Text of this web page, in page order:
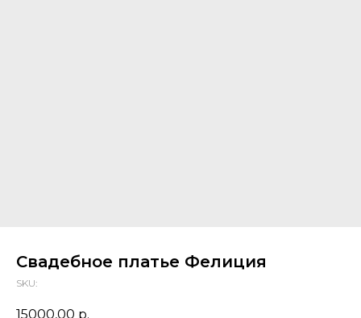
Свадебное платье Фелиция
SKU:
15000,00 р.